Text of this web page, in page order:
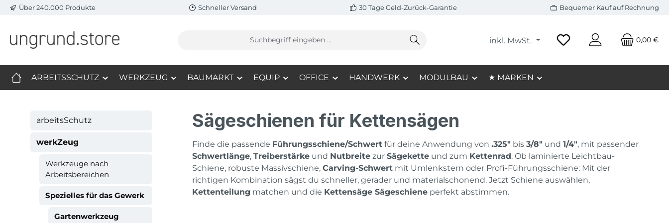
Hauptinhalt springen
Zur Suche springen
Zur Hauptnavigation springen
Über 240.000 Produkte Schneller Versand 30 Tage Geld-Zurück-Garantie Bequemer Kauf auf Rechnung
inkl. MwSt. 0,00 €
ARBEITSSCHUTZ WERKZEUG BAUMARKT EQUIP OFFICE HANDWERK MODULBAU ★ MARKEN
arbeitsSchutz
werkZeug
Werkzeuge nach
Arbeitsbereichen
Spezielles für das Gewerk
Gartenwerkzeug
Sägeschienen für Kettensägen
Finde die passende Führungsschiene/Schwert für deine Anwendung von .325" bis 3/8" und 1/4", mit passender
Schwertlänge, Treiberstärke und Nutbreite zur Sägekette und zum Kettenrad. Ob laminierte Leichtbau-
Schiene, robuste Massivschiene, Carving-Schwert mit Umlenkstern oder Profi-Führungsschiene: Mit der
richtigen Kombination sägst du schneller, gerader und materialschonend. Jetzt Schiene auswählen,
Kettenteilung matchen und die Kettensäge Sägeschiene perfekt abstimmen.